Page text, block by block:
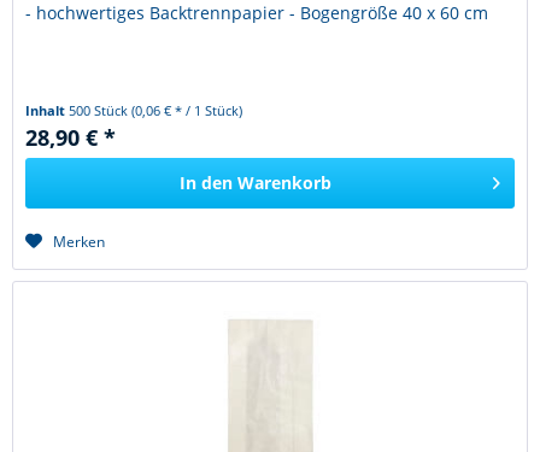
- hochwertiges Backtrennpapier - Bogengröße 40 x 60 cm
Inhalt500 Stück(0,06 € * / 1 Stück)
28,90 € *
In den Warenkorb
Merken